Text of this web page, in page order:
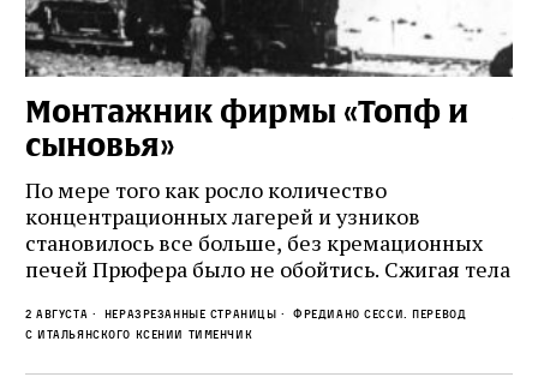
Монтажник фирмы «Топф и
сыновья»
По мере того как росло количество
концентрационных лагерей и узников
становилось все больше, без кремационных
печей Прюфера было не обойтись. Cжигая тела
верны своему архаичному культу смерти, но и
скрывали от населения соседних городов,
сколько узников погибало каждый день в этих
2 августа Неразрезанные страницы
Фредиано Сесси. Перевод
с итальянского Ксении Тименчик